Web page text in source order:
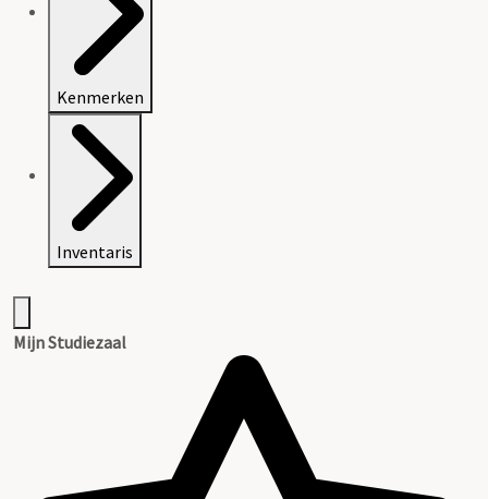
Kenmerken
Inventaris
Mijn Studiezaal